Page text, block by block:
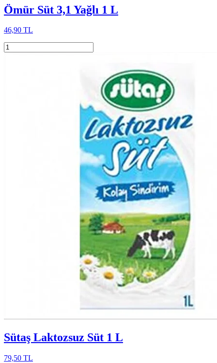
Ömür Süt 3,1 Yağlı 1 L
46,90 TL
Sütaş Laktozsuz Süt 1 L
79,50 TL